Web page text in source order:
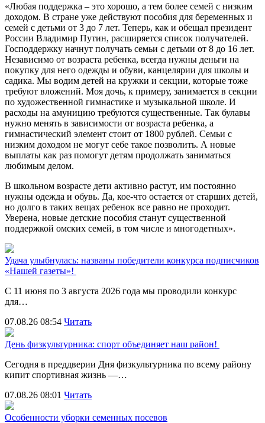
«Любая поддержка – это хорошо, а тем более семей с низким
доходом. В стране уже действуют пособия для беременных и
семей с детьми от 3 до 7 лет. Теперь, как и обещал президент
России Владимир Путин, расширяется список получателей.
Господдержку начнут получать семьи с детьми от 8 до 16 лет.
Независимо от возраста ребенка, всегда нужны деньги на
покупку для него одежды и обуви, канцелярии для школы и
садика. Мы водим детей на кружки и секции, которые тоже
требуют вложений. Моя дочь, к примеру, занимается в секции
по художественной гимнастике и музыкальной школе. И
расходы на амуницию требуются существенные. Так булавы
нужно менять в зависимости от возраста ребенка, а
гимнастический элемент стоит от 1800 рублей. Семьи с
низким доходом не могут себе такое позволить. А новые
выплаты как раз помогут детям продолжать заниматься
любимым делом.
В школьном возрасте дети активно растут, им постоянно
нужны одежда и обувь. Да, кое-что остается от старших детей,
но долго в таких вещах ребенок все равно не проходит.
Уверена, новые детские пособия станут существенной
поддержкой омских семей, в том числе и многодетных».
Удача улыбнулась: названы победители конкурса подписчиков
«Нашей газеты»!
С 11 июня по 3 августа 2026 года мы проводили конкурс
для…
07.08.26 08:54 Читать
День физкультурника: спорт объединяет наш район!
Сегодня в преддверии Дня физкультурника по всему району
кипит спортивная жизнь —…
07.08.26 08:01 Читать
Особенности уборки семенных посевов